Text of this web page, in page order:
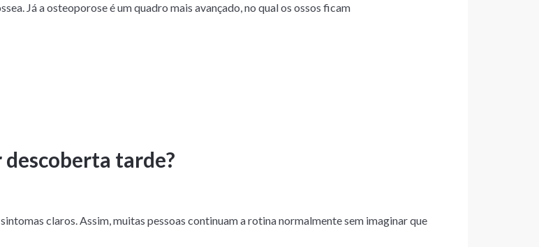
Já a osteoporose é um quadro mais avançado, no qual os ossos ficam
descoberta tarde?
claros. Assim, muitas pessoas continuam a rotina normalmente sem imaginar que